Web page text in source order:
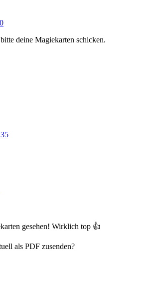
deine Magiekarten schicken.
gesehen! Wirklich top 👍
als PDF zusenden?